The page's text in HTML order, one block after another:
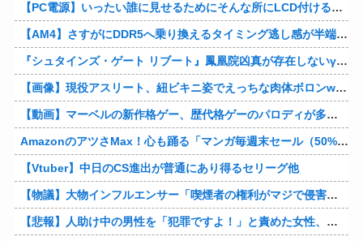
【PC電源】いったい誰に見せるためにそんな所にLCD付けるのかな
【AM4】さすがにDDR5へ乗り換えるタイミング逃し感が半端ない
『シュタインズ・ゲート リブート』鳳凰院凶真が存在しないγ（ガンマ）世界線が追加される
【画像】現役アスリート、紐ビキニ姿でえっちな肉体ボロンwww
【動画】マーベルの新作格ゲー、歴代格ゲーのパロディが多すぎて話題にwwwwwww
AmazonのアツさMax！心も踊る「マンガ毎週末セール（50%還元）」2日目襲来！他
【Vtuber】中日のCS進出が普通にあり得るセリーグ他
【物議】大物インフルエンサー「喫煙者の権利がマジで侵害されてる。いくら税金払ってるんだ」他
【悲報】人助け中の男性を「犯罪ですよ！」と責めた女性、警察が来た瞬間逃げる他